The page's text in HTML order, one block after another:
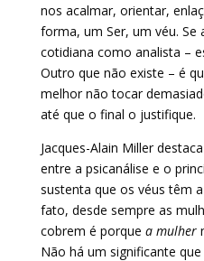
nos acalmar, orientar,
forma, um Ser, um véu. Se
cotidiana como analista –
Outro que não existe – é
melhor não tocar
até que o final o justifique.
Jacques-Alain Miller
entre a psicanálise e o
sustenta que os véus têm a
fato, desde sempre as
cobrem é porque a mulher
Não há um significante